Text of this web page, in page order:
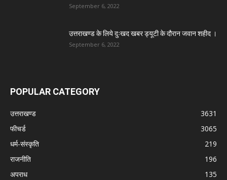
September 6, 2022
उत्तराखण्ड के लिये दुःखद खबर ड्यूटी के दौरान जवान शहीद ।
September 6, 2022
POPULAR CATEGORY
उत्तराखण्ड
3631
फीचर्ड
3065
धर्म-संस्कृति
219
राजनीति
196
अपराध
135